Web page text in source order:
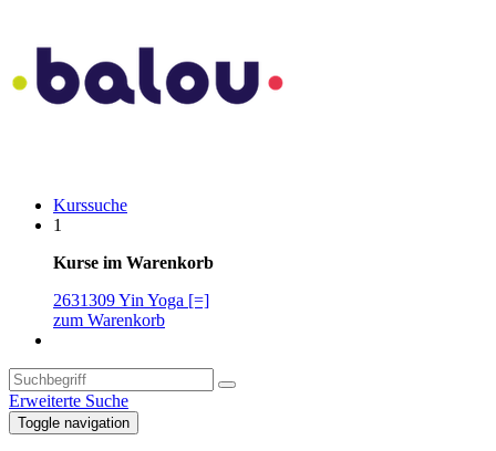
Kurssuche
1
Kurse im Warenkorb
2631309 Yin Yoga [=]
zum Warenkorb
Erweiterte Suche
Toggle navigation